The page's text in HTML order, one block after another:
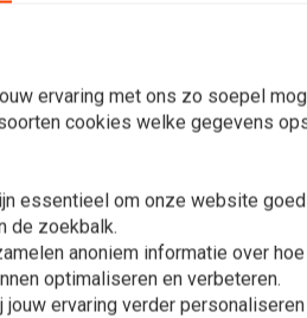
ervaring met ons zo soepel
cookies welke gegevens
essentieel om onze website
de zoekbalk.
anoniem informatie over
optimaliseren en verbeteren.
jouw ervaring verder